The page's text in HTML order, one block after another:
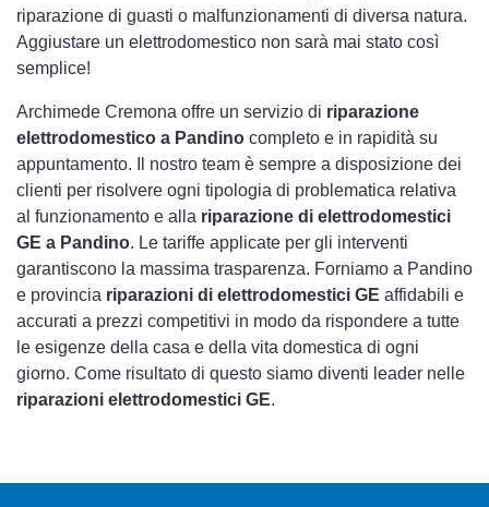
riparazione di guasti o malfunzionamenti di diversa natura.
Aggiustare un elettrodomestico non sarà mai stato così
semplice!
Archimede Cremona offre un servizio di riparazione
elettrodomestico a Pandino completo e in rapidità su
appuntamento. Il nostro team è sempre a disposizione dei
clienti per risolvere ogni tipologia di problematica relativa
al funzionamento e alla riparazione di elettrodomestici
GE a Pandino. Le tariffe applicate per gli interventi
garantiscono la massima trasparenza. Forniamo a Pandino
e provincia riparazioni di elettrodomestici GE affidabili e
accurati a prezzi competitivi in modo da rispondere a tutte
le esigenze della casa e della vita domestica di ogni
giorno. Come risultato di questo siamo diventi leader nelle
riparazioni elettrodomestici GE.